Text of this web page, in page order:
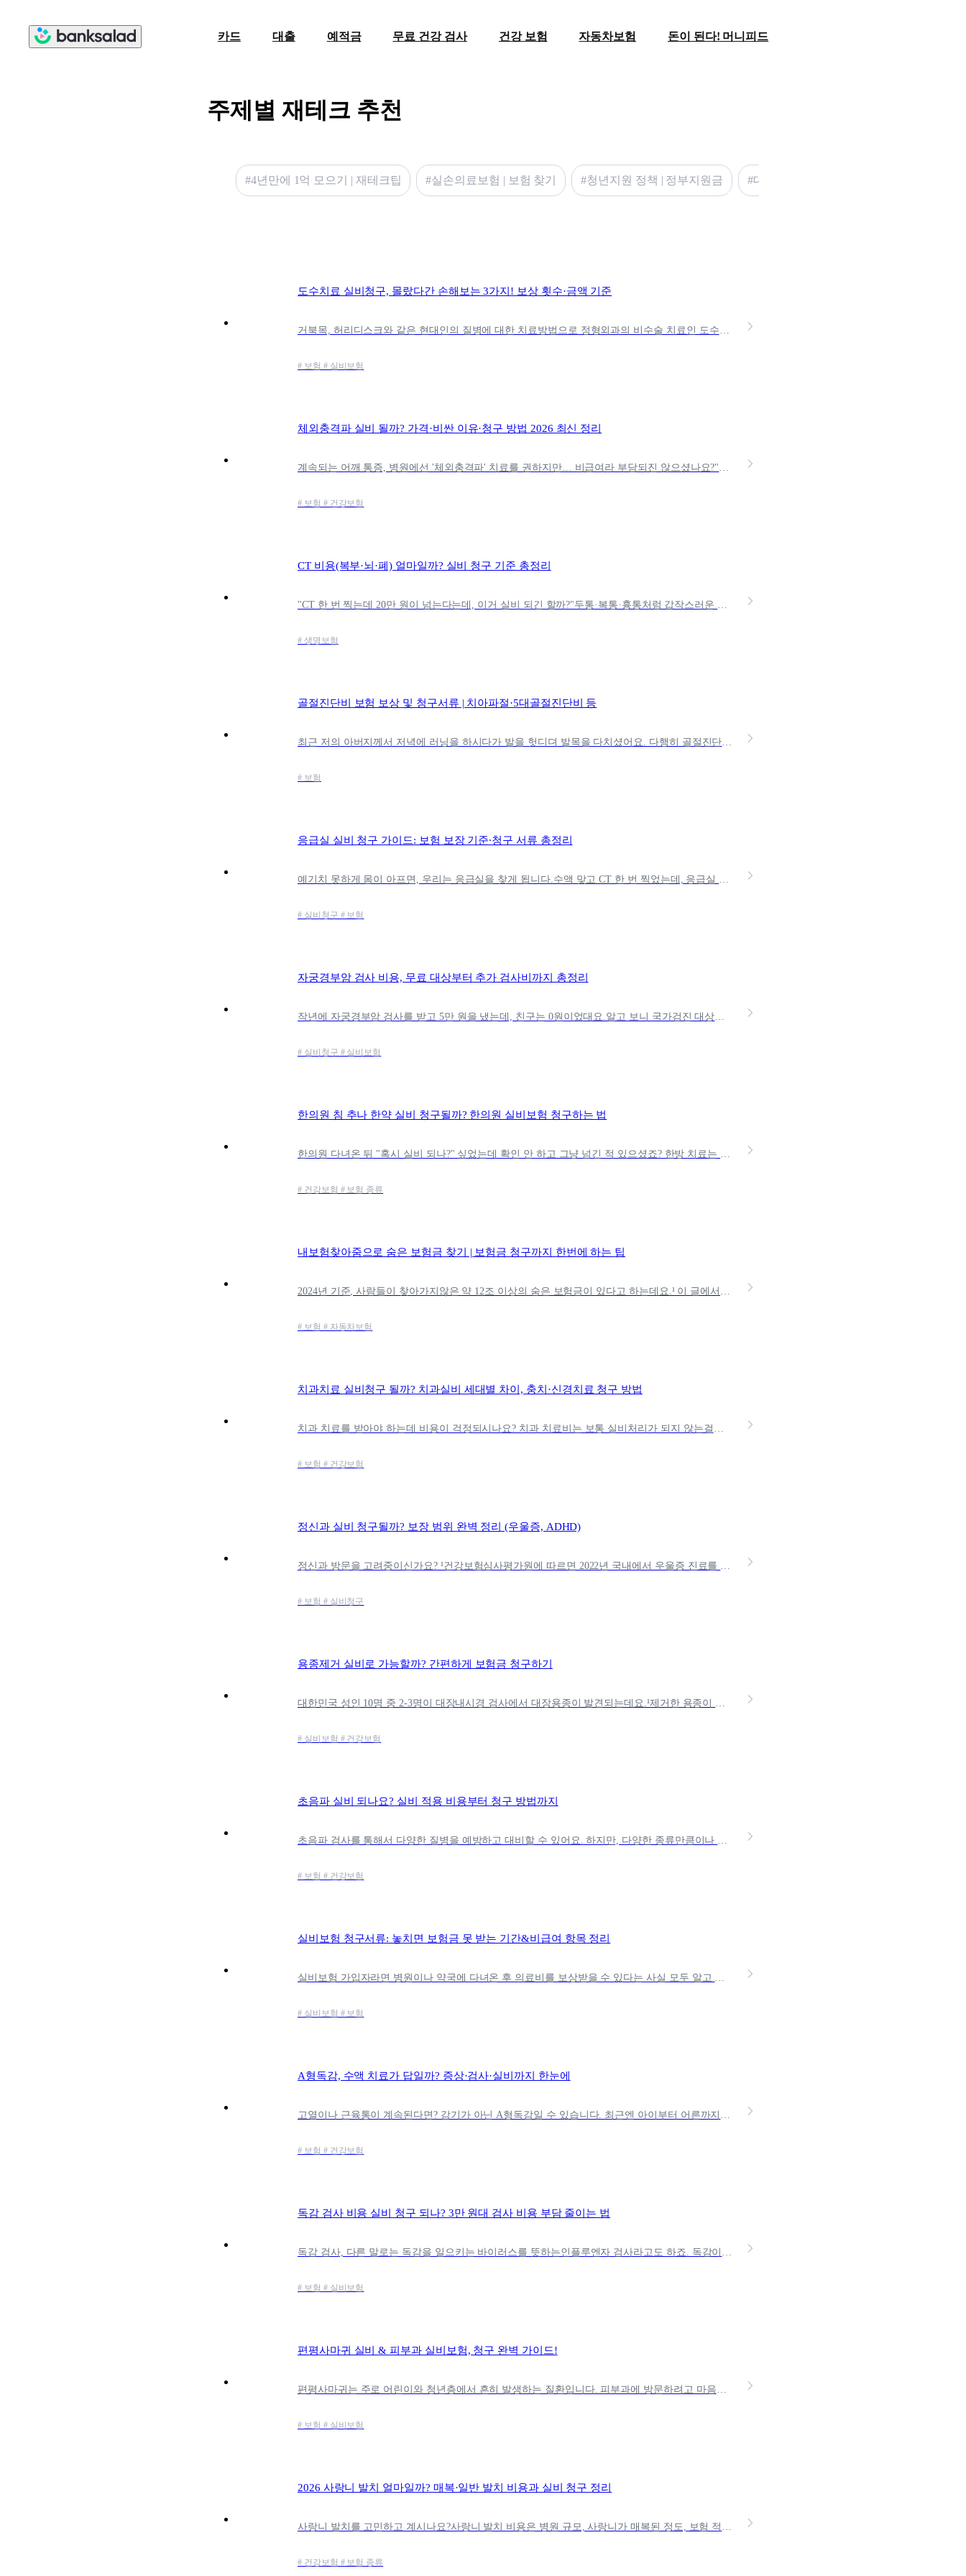
카드 대출 예적금 무료 건강 검사 건강 보험 자동차보험 돈이 된다! 머니피드
주제별 재테크 추천
#4년만에 1억 모으기 | 재테크팁 #실손의료보험 | 보험 찾기 #청년지원 정책 | 정부지원금 #대출 갈아타기 고민이라면 | 대출 찾기
도수치료 실비청구, 몰랐다간 손해보는 3가지! 보상 횟수·금액 기준
# 보험 # 실비보험
체외충격파 실비 될까? 가격·비싼 이유·청구 방법 2026 최신 정리
# 보험 # 건강보험
CT 비용(복부·뇌·폐) 얼마일까? 실비 청구 기준 총정리
# 생명보험
골절진단비 보험 보상 및 청구서류 | 치아파절·5대골절진단비 등
# 보험
응급실 실비 청구 가이드: 보험 보장 기준∙청구 서류 총정리
# 실비청구 # 보험
자궁경부암 검사 비용, 무료 대상부터 추가 검사비까지 총정리
# 실비청구 # 실비보험
한의원 침 추나 한약 실비 청구될까? 한의원 실비보험 청구하는 법
# 건강보험 # 보험 종류
내보험찾아줌으로 숨은 보험금 찾기 | 보험금 청구까지 한번에 하는 팁
# 보험 # 자동차보험
치과치료 실비청구 될까? 치과실비 세대별 차이, 충치·신경치료 청구 방법
# 보험 # 건강보험
정신과 실비 청구될까? 보장 범위 완벽 정리 (우울증, ADHD)
# 보험 # 실비청구
용종제거 실비로 가능할까? 간편하게 보험금 청구하기
# 실비보험 # 건강보험
초음파 실비 되나요? 실비 적용 비용부터 청구 방법까지
# 보험 # 건강보험
실비보험 청구서류: 놓치면 보험금 못 받는 기간&비급여 항목 정리
# 실비보험 # 보험
A형독감, 수액 치료가 답일까? 증상·검사·실비까지 한눈에
# 보험 # 건강보험
독감 검사 비용 실비 청구 되나? 3만 원대 검사 비용 부담 줄이는 법
# 보험 # 실비보험
편평사마귀 실비 & 피부과 실비보험, 청구 완벽 가이드!
# 보험 # 실비보험
2026 사랑니 발치 얼마일까? 매복·일반 발치 비용과 실비 청구 정리
# 건강보험 # 보험 종류